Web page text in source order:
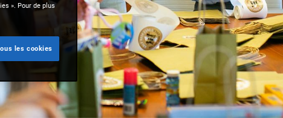
». Pour de plus
les cookies